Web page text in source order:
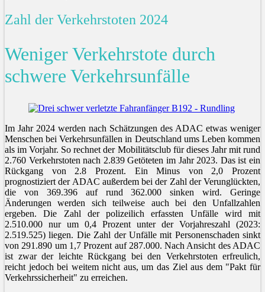
Zahl der Verkehrstoten 2024
Weniger Verkehrstote durch
schwere Verkehrsunfälle
Im Jahr 2024 werden nach Schätzungen des ADAC etwas weniger
Menschen bei Verkehrsunfällen in Deutschland ums Leben kommen
als im Vorjahr. So rechnet der Mobilitätsclub für dieses Jahr mit rund
2.760 Verkehrstoten nach 2.839 Getöteten im Jahr 2023. Das ist ein
Rückgang von 2.8 Prozent. Ein Minus von 2,0 Prozent
prognostiziert der ADAC außerdem bei der Zahl der Verunglückten,
die von 369.396 auf rund 362.000 sinken wird. Geringe
Änderungen werden sich teilweise auch bei den Unfallzahlen
ergeben. Die Zahl der polizeilich erfassten Unfälle wird mit
2.510.000 nur um 0,4 Prozent unter der Vorjahreszahl (2023:
2.519.525) liegen. Die Zahl der Unfälle mit Personenschaden sinkt
von 291.890 um 1,7 Prozent auf 287.000. Nach Ansicht des ADAC
ist zwar der leichte Rückgang bei den Verkehrstoten erfreulich,
reicht jedoch bei weitem nicht aus, um das Ziel aus dem "Pakt für
Verkehrssicherheit" zu erreichen.